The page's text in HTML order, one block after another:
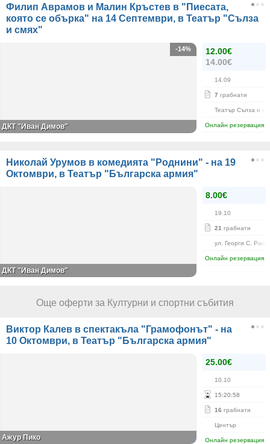
Филип Аврамов и Малин Кръстев в "Пиесата,
която се обърка" на 14 Септември, в Театър "Сълза
и смях"
12.00€
14.00€
14.09
7 грабнати
Театър Сълза и
Онлайн резервация
-14%
ДКТ "Иван Димов"
Николай Урумов в комедията "Роднини" - на 19
Октомври, в Театър "Българска армия"
8.00€
19.10
21 грабнати
ул. Георги С.
Онлайн резервация
ДКТ "Иван Димов"
Още оферти за Културни и спортни събития
Виктор Калев в спектакъла "Грамофонът" - на
10 Октомври, в Театър "Българска армия"
25.00€
10.10
15:20:58
16 грабнати
Център
Онлайн резервация
Ажур Пико